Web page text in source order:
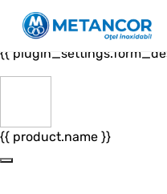
Close
{{
{{
{{ product.name }}